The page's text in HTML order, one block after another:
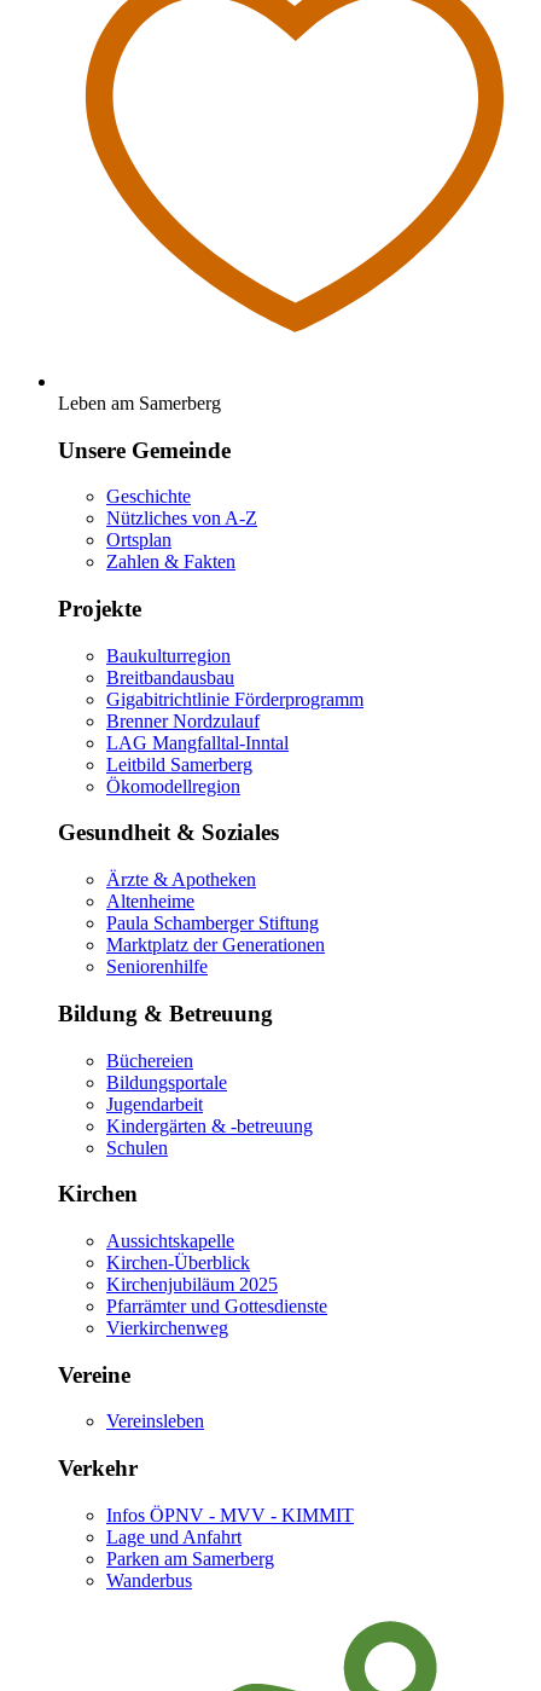
Leben am Samerberg
Unsere Gemeinde
Geschichte
Nützliches von A-Z
Ortsplan
Zahlen & Fakten
Projekte
Baukulturregion
Breitbandausbau
Gigabitrichtlinie Förderprogramm
Brenner Nordzulauf
LAG Mangfalltal-Inntal
Leitbild Samerberg
Ökomodellregion
Gesundheit & Soziales
Ärzte & Apotheken
Altenheime
Paula Schamberger Stiftung
Marktplatz der Generationen
Seniorenhilfe
Bildung & Betreuung
Büchereien
Bildungsportale
Jugendarbeit
Kindergärten & -betreuung
Schulen
Kirchen
Aussichtskapelle
Kirchen-Überblick
Kirchenjubiläum 2025
Pfarrämter und Gottesdienste
Vierkirchenweg
Vereine
Vereinsleben
Verkehr
Infos ÖPNV - MVV - KIMMIT
Lage und Anfahrt
Parken am Samerberg
Wanderbus